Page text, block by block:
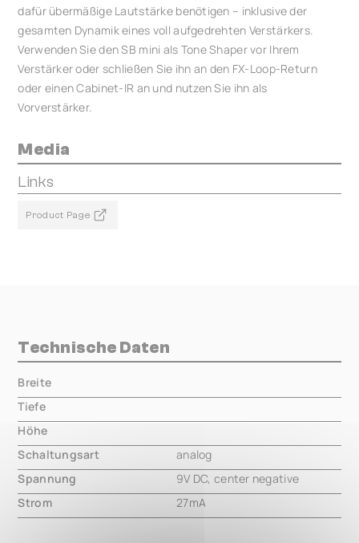
dafür übermäßige Lautstärke benötigen – inklusive der
gesamten Dynamik eines voll aufgedrehten Verstärkers.
Verwenden Sie den SB mini als Tone Shaper vor Ihrem
Verstärker oder schließen Sie ihn an den FX-Loop-Return
oder einen Cabinet-IR an und nutzen Sie ihn als
Vorverstärker.
Media
Links
Product Page
Technische Daten
Breite
Tiefe
Höhe
Schaltungsart
analog
Spannung
9V DC, center negative
Strom
27mA